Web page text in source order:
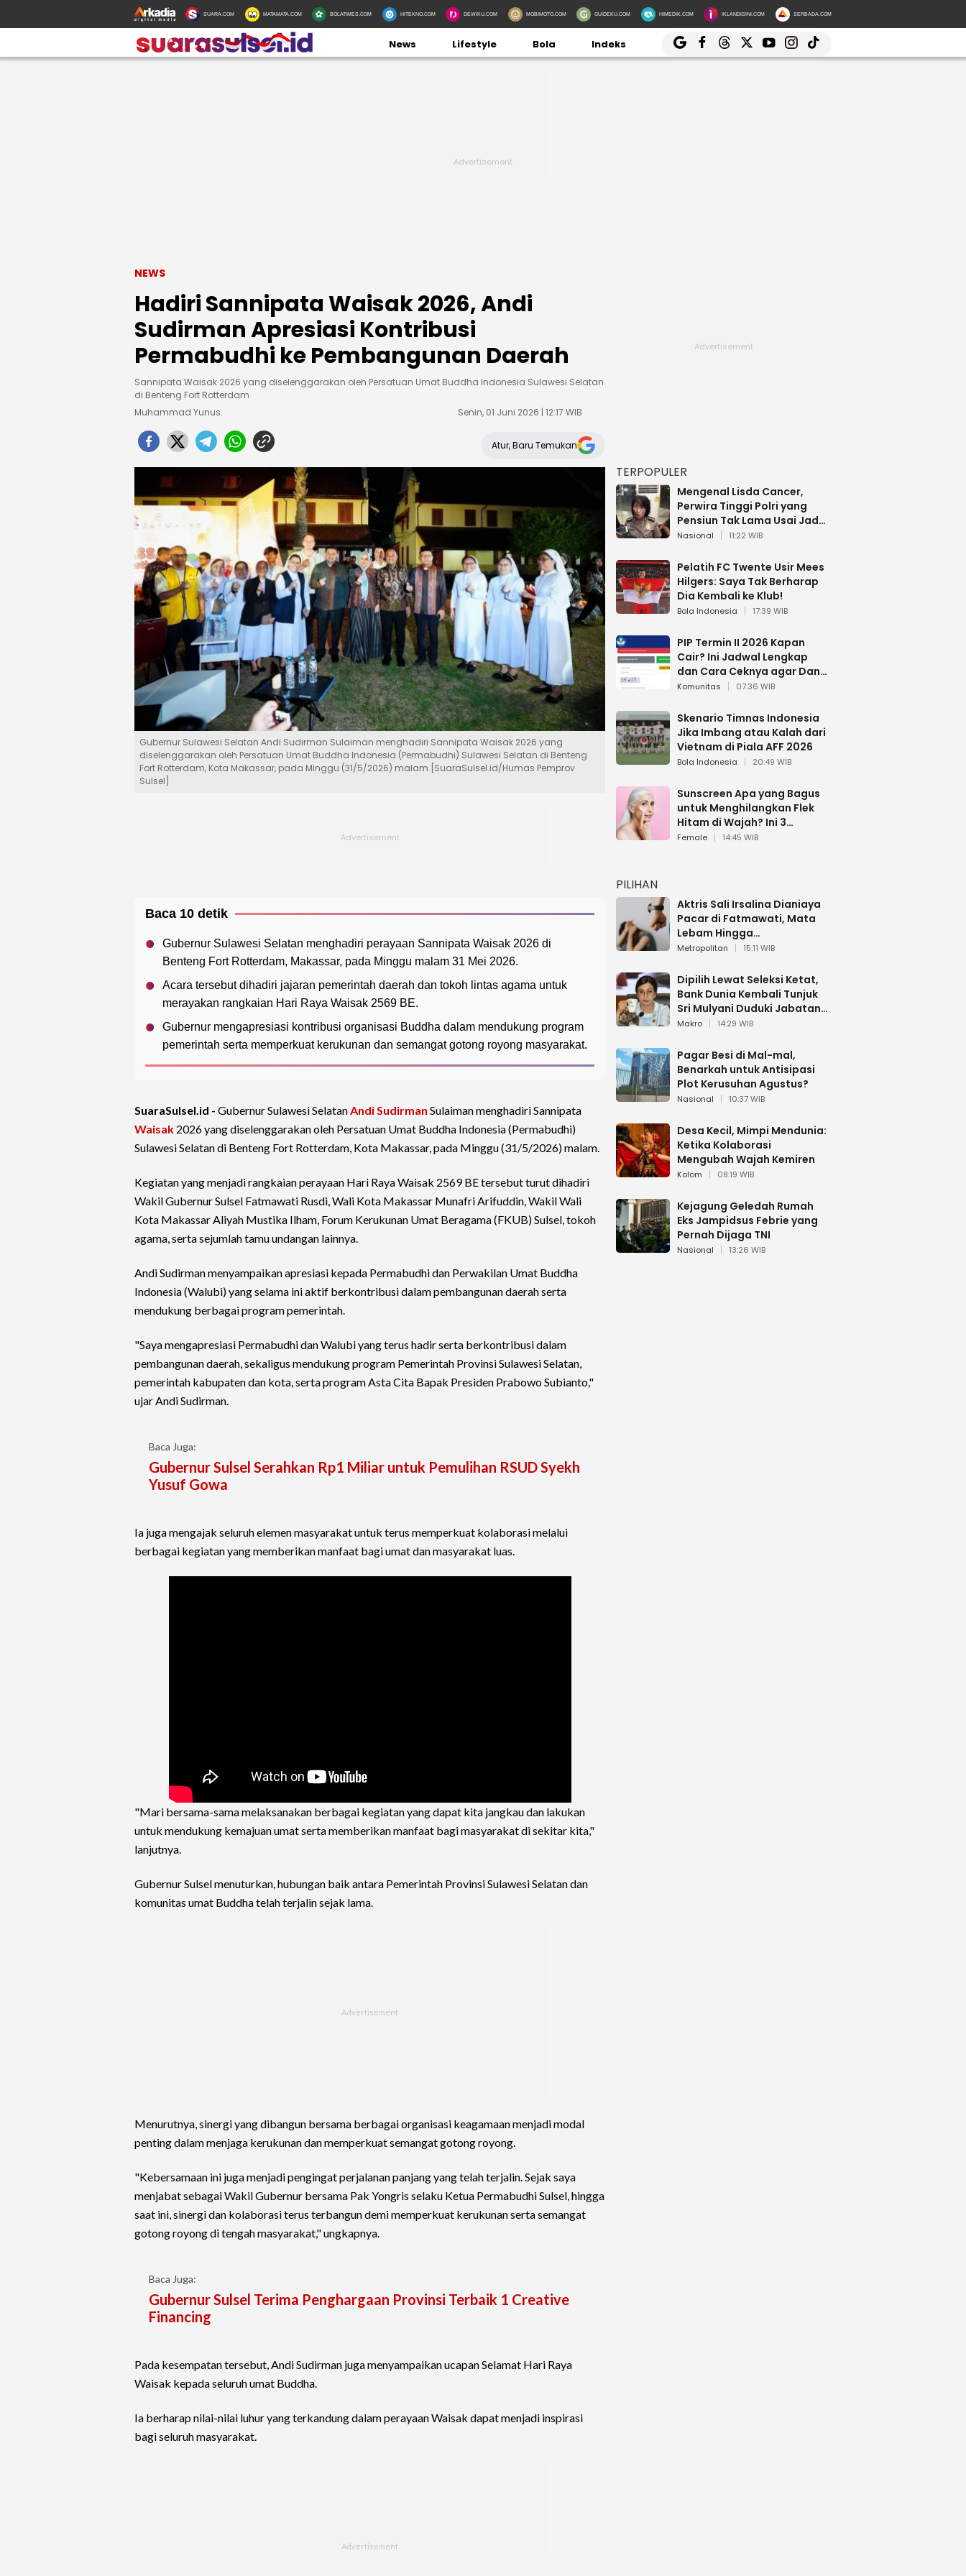
SUARA.COM MATAMATA.COM BOLATIMES.COM HITEKNO.COM DEWIKU.COM MOBIMOTO.COM GUIDEKU.COM HIMEDIK.COM IKLANDISINI.COM SERBADA.COM
News Lifestyle Bola Indeks
NEWS
Hadiri Sannipata Waisak 2026, Andi
Sudirman Apresiasi Kontribusi
Permabudhi ke Pembangunan Daerah
Sannipata Waisak 2026 yang diselenggarakan oleh Persatuan Umat Buddha Indonesia Sulawesi Selatan
di Benteng Fort Rotterdam
Muhammad Yunus
Senin, 01 Juni 2026 | 12:17 WIB
Atur, Baru Temukan
Gubernur Sulawesi Selatan Andi Sudirman Sulaiman menghadiri Sannipata Waisak 2026 yang
diselenggarakan oleh Persatuan Umat Buddha Indonesia (Permabudhi) Sulawesi Selatan di Benteng
Fort Rotterdam, Kota Makassar, pada Minggu (31/5/2026) malam [SuaraSulsel.id/Humas Pemprov
Sulsel]
Baca 10 detik
Gubernur Sulawesi Selatan menghadiri perayaan Sannipata Waisak 2026 di
Benteng Fort Rotterdam, Makassar, pada Minggu malam 31 Mei 2026.
Acara tersebut dihadiri jajaran pemerintah daerah dan tokoh lintas agama untuk
merayakan rangkaian Hari Raya Waisak 2569 BE.
Gubernur mengapresiasi kontribusi organisasi Buddha dalam mendukung program
pemerintah serta memperkuat kerukunan dan semangat gotong royong masyarakat.
SuaraSulsel.id - Gubernur Sulawesi SelatanAndi Sudirman Sulaiman menghadiri Sannipata
Waisak 2026 yang diselenggarakan oleh Persatuan Umat Buddha Indonesia (Permabudhi)
Sulawesi Selatan di Benteng Fort Rotterdam, Kota Makassar, pada Minggu (31/5/2026) malam.
Kegiatan yang menjadi rangkaian perayaan Hari Raya Waisak 2569 BE tersebut turut dihadiri
Wakil Gubernur Sulsel Fatmawati Rusdi, Wali Kota Makassar Munafri Arifuddin, Wakil Wali
Kota Makassar Aliyah Mustika Ilham, Forum Kerukunan Umat Beragama (FKUB) Sulsel, tokoh
agama, serta sejumlah tamu undangan lainnya.
Andi Sudirman menyampaikan apresiasi kepada Permabudhi dan Perwakilan Umat Buddha
Indonesia (Walubi) yang selama ini aktif berkontribusi dalam pembangunan daerah serta
mendukung berbagai program pemerintah.
"Saya mengapresiasi Permabudhi dan Walubi yang terus hadir serta berkontribusi dalam
pembangunan daerah, sekaligus mendukung program Pemerintah Provinsi Sulawesi Selatan,
pemerintah kabupaten dan kota, serta program Asta Cita Bapak Presiden Prabowo Subianto,"
ujar Andi Sudirman.
Baca Juga:
Gubernur Sulsel Serahkan Rp1 Miliar untuk Pemulihan RSUD Syekh
Yusuf Gowa
Ia juga mengajak seluruh elemen masyarakat untuk terus memperkuat kolaborasi melalui
berbagai kegiatan yang memberikan manfaat bagi umat dan masyarakat luas.
"Mari bersama-sama melaksanakan berbagai kegiatan yang dapat kita jangkau dan lakukan
untuk mendukung kemajuan umat serta memberikan manfaat bagi masyarakat di sekitar kita,"
lanjutnya.
Gubernur Sulsel menuturkan, hubungan baik antara Pemerintah Provinsi Sulawesi Selatan dan
komunitas umat Buddha telah terjalin sejak lama.
Menurutnya, sinergi yang dibangun bersama berbagai organisasi keagamaan menjadi modal
penting dalam menjaga kerukunan dan memperkuat semangat gotong royong.
"Kebersamaan ini juga menjadi pengingat perjalanan panjang yang telah terjalin. Sejak saya
menjabat sebagai Wakil Gubernur bersama Pak Yongris selaku Ketua Permabudhi Sulsel, hingga
saat ini, sinergi dan kolaborasi terus terbangun demi memperkuat kerukunan serta semangat
gotong royong di tengah masyarakat," ungkapnya.
Baca Juga:
Gubernur Sulsel Terima Penghargaan Provinsi Terbaik 1 Creative
Financing
Pada kesempatan tersebut, Andi Sudirman juga menyampaikan ucapan Selamat Hari Raya
Waisak kepada seluruh umat Buddha.
Ia berharap nilai-nilai luhur yang terkandung dalam perayaan Waisak dapat menjadi inspirasi
bagi seluruh masyarakat.
TERPOPULER
Mengenal Lisda Cancer,
Perwira Tinggi Polri yang
Pensiun Tak Lama Usai Jadi
Brigjen
Nasional 11:22 WIB
Pelatih FC Twente Usir Mees
Hilgers: Saya Tak Berharap
Dia Kembali ke Klub!
Bola Indonesia 17:39 WIB
PIP Termin II 2026 Kapan
Cair? Ini Jadwal Lengkap
dan Cara Ceknya agar Dana
Tidak Hangus!
Komunitas 07:36 WIB
Skenario Timnas Indonesia
Jika Imbang atau Kalah dari
Vietnam di Piala AFF 2026
Bola Indonesia 20:49 WIB
Sunscreen Apa yang Bagus
untuk Menghilangkan Flek
Hitam di Wajah? Ini 3
Rekomendasi sesuai Review
Female 14:45 WIB
PILIHAN
Aktris Sali Irsalina Dianiaya
Pacar di Fatmawati, Mata
Lebam Hingga
Diselamatkan Polantas
Metropolitan 15:11 WIB
Dipilih Lewat Seleksi Ketat,
Bank Dunia Kembali Tunjuk
Sri Mulyani Duduki Jabatan
Strategis
Makro 14:29 WIB
Pagar Besi di Mal-mal,
Benarkah untuk Antisipasi
Plot Kerusuhan Agustus?
Nasional 10:37 WIB
Desa Kecil, Mimpi Mendunia:
Ketika Kolaborasi
Mengubah Wajah Kemiren
Kolom 08:19 WIB
Kejagung Geledah Rumah
Eks Jampidsus Febrie yang
Pernah Dijaga TNI
Nasional 13:26 WIB